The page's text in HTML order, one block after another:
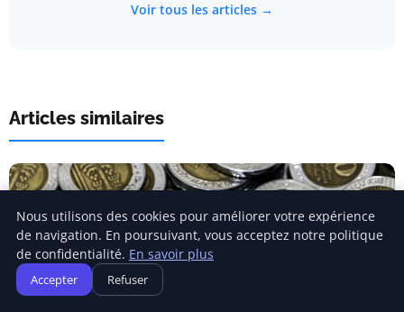
Voir tous les articles →
Articles similaires
Nous utilisons des cookies pour améliorer votre expérience
de navigation. En poursuivant, vous acceptez notre politique
de confidentialité. En savoir plus
Accepter Refuser